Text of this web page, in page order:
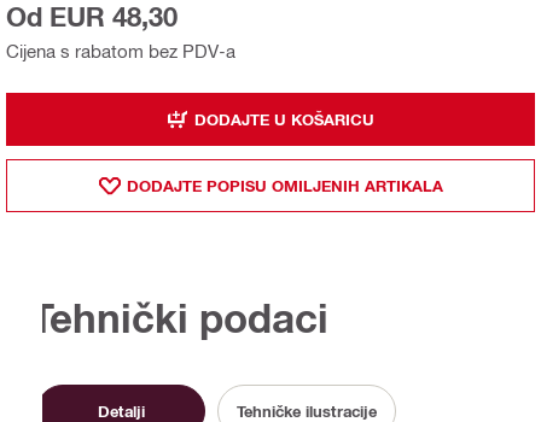
Cijena s rabatom bez PDV-a
Od EUR 48,30
DODAJTE U KOŠARICU
DODAJTE POPISU OMILJENIH ARTIKALA
Tehnički podaci
Detalji Tehničke ilustracije